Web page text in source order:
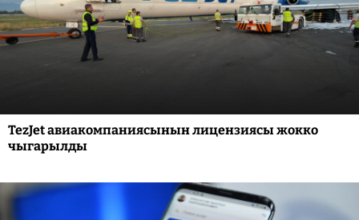
TezJet авиакомпаниясынын лицензиясы жокко
чыгарылды